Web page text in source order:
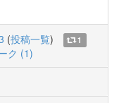
(投稿一覧)
1
ク (1)